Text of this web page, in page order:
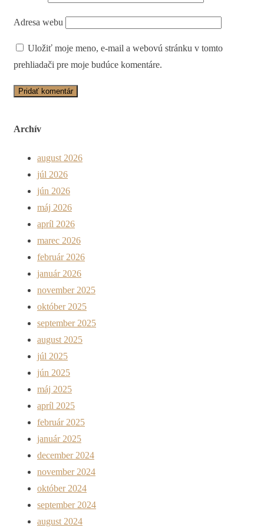
Adresa webu
Uložiť moje meno, e-mail a webovú stránku v tomto
prehliadači pre moje budúce komentáre.
Archív
august 2026
júl 2026
jún 2026
máj 2026
apríl 2026
marec 2026
február 2026
január 2026
november 2025
október 2025
september 2025
august 2025
júl 2025
jún 2025
máj 2025
apríl 2025
február 2025
január 2025
december 2024
november 2024
október 2024
september 2024
august 2024